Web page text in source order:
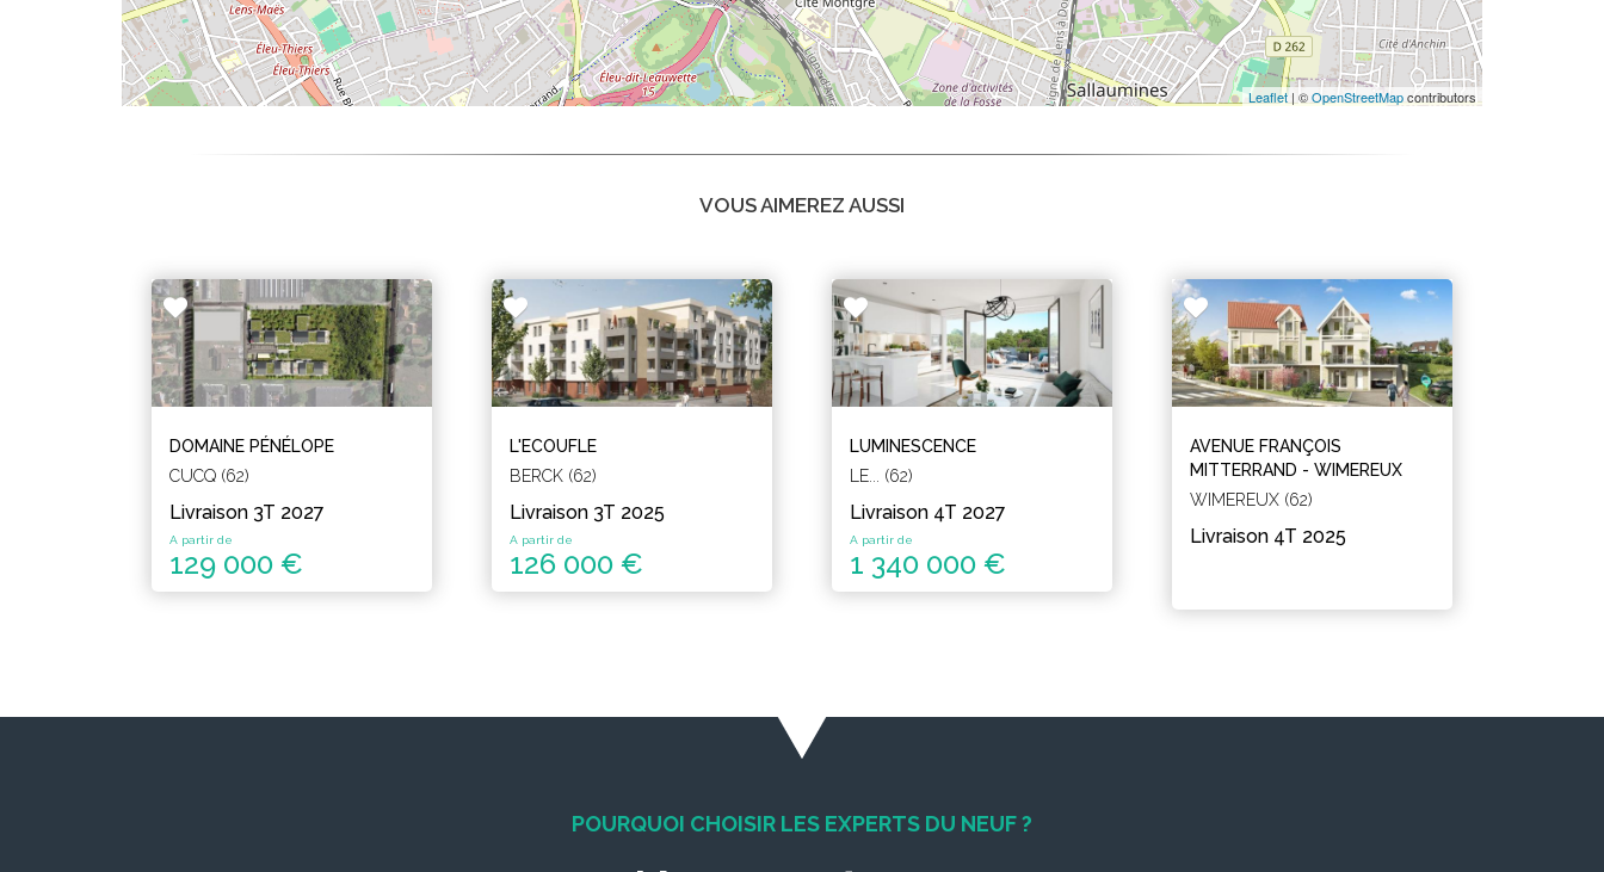
Leaflet| ©OpenStreetMapcontributors
VOUS AIMEREZ AUSSI
DOMAINE PÉNÉLOPE
CUCQ (62)
Livraison 3T 2027
A partir de
129 000 €
L'ECOUFLE
BERCK (62)
Livraison 3T 2025
A partir de
126 000 €
LUMINESCENCE
LE... (62)
Livraison 4T 2027
A partir de
1 340 000 €
AVENUE FRANÇOIS
MITTERRAND - WIMEREUX
WIMEREUX (62)
Livraison 4T 2025
POURQUOI CHOISIR LES EXPERTS DU NEUF ?